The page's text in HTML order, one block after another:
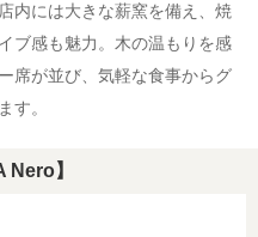
内には大きな薪窯を備え、焼
ブ感も魅力。木の温もりを感
席が並び、気軽な食事からグ
す。
Nero】